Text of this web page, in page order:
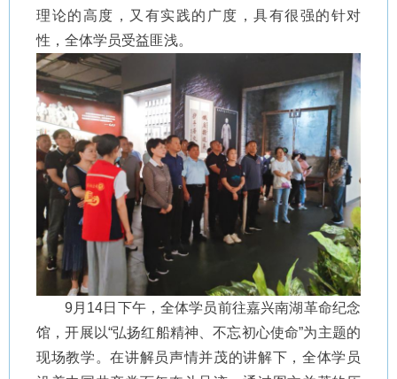
理论的高度，又有实践的广度，具有很强的针对
性，全体学员受益匪浅。
9月14日下午，全体学员前往嘉兴南湖革命纪念
馆，开展以“弘扬红船精神、不忘初心使命”为主题的
现场教学。在讲解员声情并茂的讲解下，全体学员